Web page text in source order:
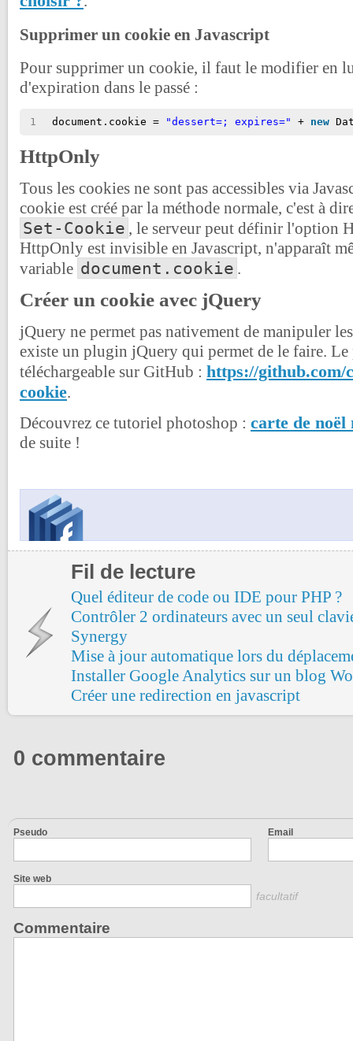
Supprimer un cookie en Javascript
Pour supprimer un cookie, il faut le modifier en
d'expiration dans le passé :
1 document.cookie = "dessert=; expires=" + new
HttpOnly
Tous les cookies ne sont pas accessibles via
cookie est créé par la méthode normale, c'est à
Set-Cookie , le serveur peut définir l'option
HttpOnly est invisible en Javascript, n'apparaît
variable document.cookie .
Créer un cookie avec jQuery
jQuery ne permet pas nativement de manipuler
existe un plugin jQuery qui permet de le faire. Le
téléchargeable sur GitHub : https://
cookie.
Découvrez ce tutoriel photoshop : carte de noël
de suite !
Fil de lecture
Quel éditeur de code ou IDE pour PHP ?
Contrôler 2 ordinateurs avec un seul
Synergy
Mise à jour automatique lors du
Installer Google Analytics sur un blog
Créer une redirection en javascript
0 commentaire
Pseudo Email
Site web
facultatif
Commentaire